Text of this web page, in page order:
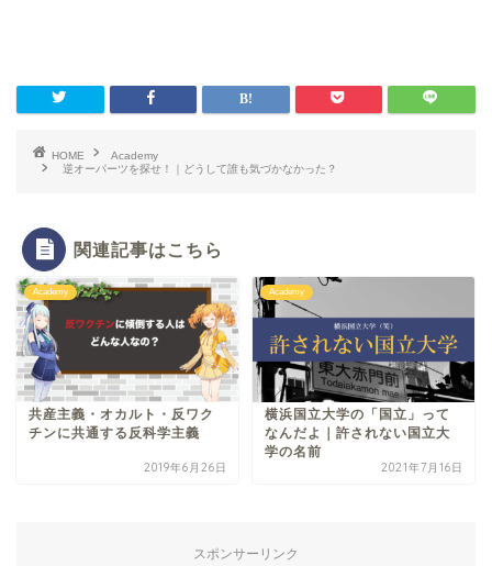
HOME
Academy
逆オーパーツを探せ！｜どうして誰も気づかなかった？
関連記事はこちら
Academy
共産主義・オカルト・反ワク
チンに共通する反科学主義
2019年6月26日
Academy
横浜国立大学の「国立」って
なんだよ｜許されない国立大
学の名前
2021年7月16日
スポンサーリンク